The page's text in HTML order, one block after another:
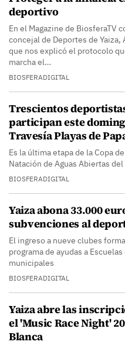
deportivo
En el Magazine de BiosferaTV
concejal de Deportes de Yaiza,
que nos explicó el protocolo
marcha el…
BIOSFERADIGITAL
Trescientos
participan este
Travesía Playas de
Es la última etapa de la Copa
Natación de Aguas Abiertas del
BIOSFERADIGITAL
Yaiza abona 33.000
subvenciones al
El ingreso a nueve clubes
programa de ayudas a
municipales
BIOSFERADIGITAL
Yaiza abre las
el 'Music Race Night'
Blanca